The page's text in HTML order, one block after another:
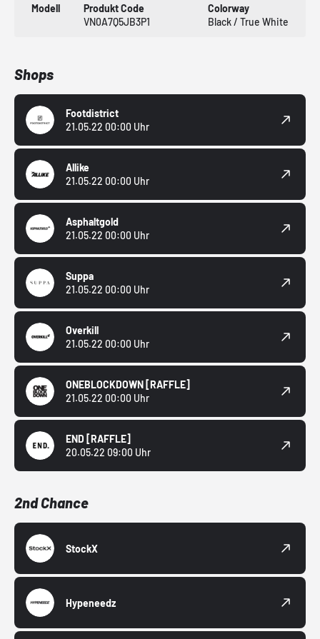
Modell
Produkt Code
VN0A7Q5JB3P1
Colorway
Black / True White
Shops
Footdistrict
21.05.22 00:00 Uhr
Allike
21.05.22 00:00 Uhr
Asphaltgold
21.05.22 00:00 Uhr
Suppa
21.05.22 00:00 Uhr
Overkill
21.05.22 00:00 Uhr
ONEBLOCKDOWN [RAFFLE]
21.05.22 00:00 Uhr
END [RAFFLE]
20.05.22 09:00 Uhr
2nd Chance
StockX
Hypeneedz